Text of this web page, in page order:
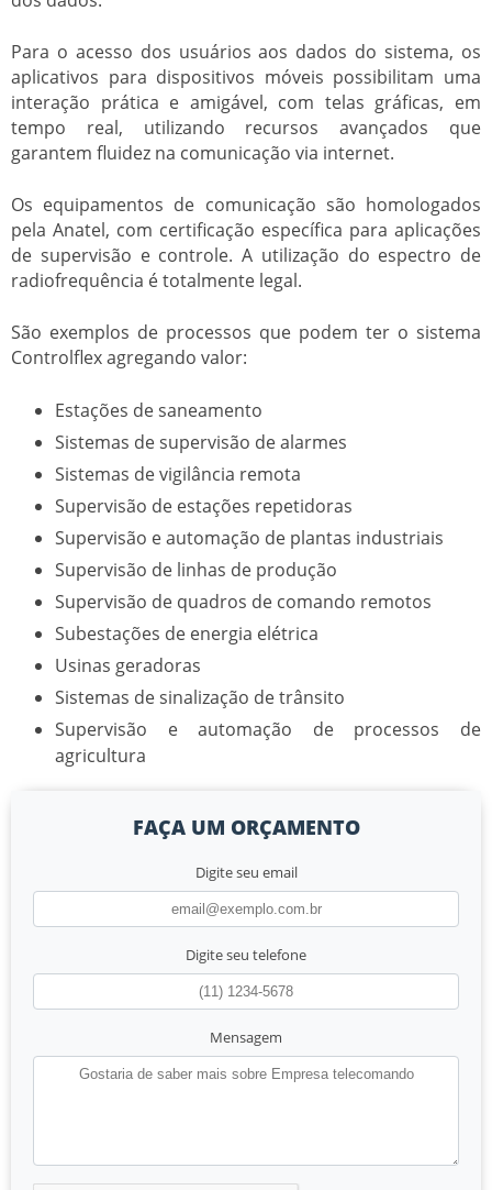
Para o acesso dos usuários aos dados do sistema, os
aplicativos para dispositivos móveis possibilitam uma
interação prática e amigável, com telas gráficas, em
tempo real, utilizando recursos avançados que
garantem fluidez na comunicação via internet.
Os equipamentos de comunicação são homologados
pela Anatel, com certificação específica para aplicações
de supervisão e controle. A utilização do espectro de
radiofrequência é totalmente legal.
São exemplos de processos que podem ter o sistema
Controlflex agregando valor:
Estações de saneamento
Sistemas de supervisão de alarmes
Sistemas de vigilância remota
Supervisão de estações repetidoras
Supervisão e automação de plantas industriais
Supervisão de linhas de produção
Supervisão de quadros de comando remotos
Subestações de energia elétrica
Usinas geradoras
Sistemas de sinalização de trânsito
Supervisão e automação de processos de
agricultura
FAÇA UM ORÇAMENTO
Digite seu email
Digite seu telefone
Mensagem